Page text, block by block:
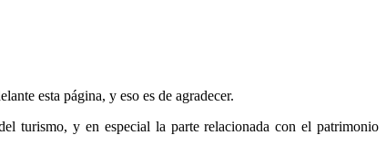
esta página, y eso es de agradecer.
turismo, y en especial la parte relacionada con el patrimonio